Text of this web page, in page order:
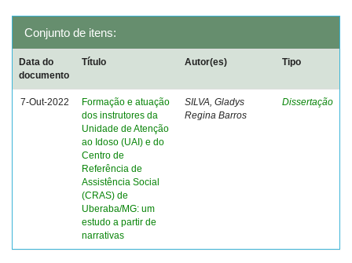
Conjunto de itens:
Data do
documento
Título Autor(es) Tipo
7-Out-2022
Formação e atuação
dos instrutores da
Unidade de Atenção
ao Idoso (UAI) e do
Centro de
Referência de
Assistência Social
(CRAS) de
Uberaba/MG: um
estudo a partir de
narrativas
SILVA, Gladys
Regina Barros
Dissertação